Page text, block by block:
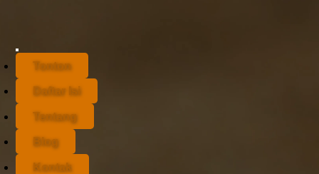
Tonton
Daftar Isi
Tentang
Blog
Kontak